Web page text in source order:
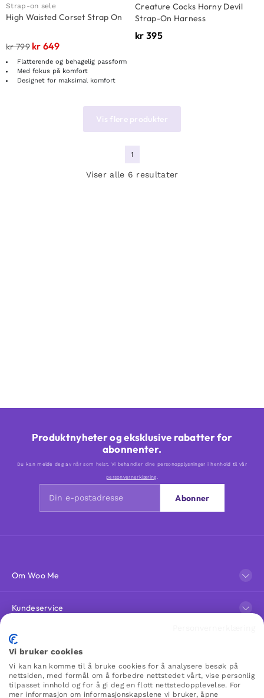
Strap-on sele
High Waisted Corset Strap On
kr799 kr 649
Flatterende og behagelig passform
Med fokus på komfort
Designet for maksimal komfort
Creature Cocks Horny Devil
Strap-On Harness
kr 395
Vis flere produkter
1
Viser alle 6 resultater
Produktnyheter og eksklusive rabatter for
abonnenter.
Du kan melde deg av når som helst. Vi behandler dine personopplysninger i henhold til vår
personvernerklæring.
Abonner
Om Woo Me
Kundeservice
Favoritter
Vi bruker cookies
Vi kan kan komme til å bruke cookies for å analysere besøk på
nettsiden, med formål om å forbedre nettstedet vårt, vise personlig
tilpasset innhold og for å gi deg en flott nettstedopplevelse. For
mer informasjon om informasjonskapslene vi bruker, åpne